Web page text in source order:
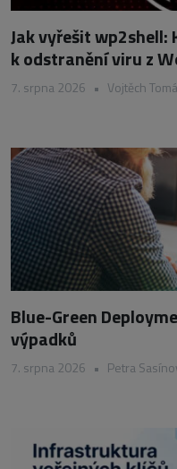
Jak vyřešit wp2shell:
k odstranění viru z
7. srpna 2026 • Vojtěch
Blue-Green
výpadků
7. srpna 2026 • Petra